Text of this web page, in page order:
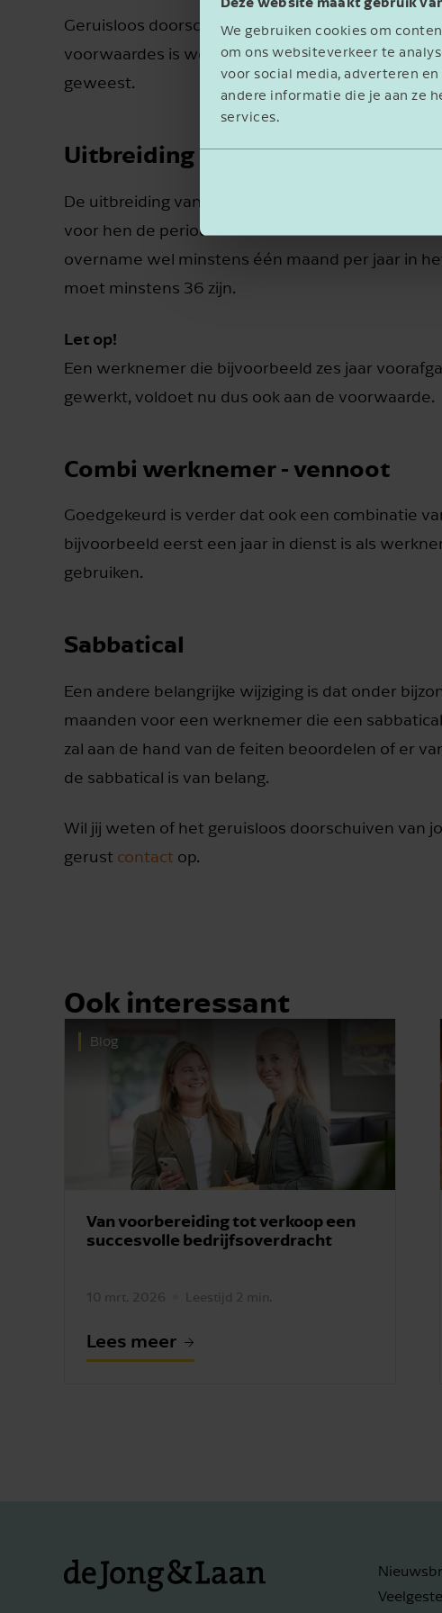
We gebruiken cookies om
om ons websiteverkeer te
voor social media, adverteren
andere informatie die je aan ze
services.
Geruisloos doorschuiven kan onder meer naar
voorwaardes is wel dat ze minstens 36
geweest.
Uitbreiding regeling
De uitbreiding van de regeling is met name
voor hen de periode van 36 maanden
overname wel minstens één maand per jaar in
moet minstens 36 zijn.
Let op!
Een werknemer die bijvoorbeeld zes jaar
gewerkt, voldoet nu dus ook aan de voorwaarde.
Combi werknemer - vennoot
Goedgekeurd is verder dat ook een combinatie
bijvoorbeeld eerst een jaar in dienst is als
gebruiken.
Sabbatical
Een andere belangrijke wijziging is dat onder
maanden voor een werknemer die een
zal aan de hand van de feiten beoordelen of er
de sabbatical is van belang.
Wil jij weten of het geruisloos doorschuiven van
gerust contact op.
Ook interessant
Blog
Van voorbereiding tot verkoop een
succesvolle bedrijfsoverdracht
10 mrt. 2026 Leestijd 2 min.
Lees meer